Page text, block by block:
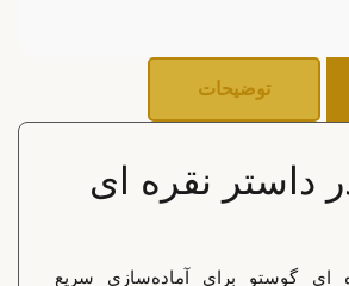
توضیحات
داستر نقره ای
ای گوستو برای آماده‌سازی سریع